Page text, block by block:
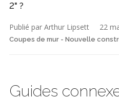
2" ?
Publié par Arthur Lipsett 22
Coupes de mur - Nouvelle
Guides